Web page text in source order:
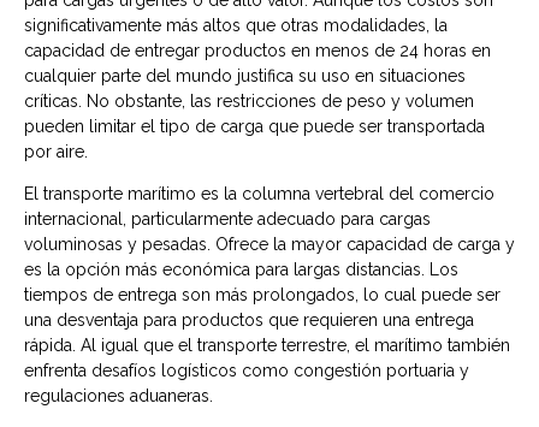
significativamente más altos que otras modalidades, la
capacidad de entregar productos en menos de 24 horas en
cualquier parte del mundo justifica su uso en situaciones
críticas. No obstante, las restricciones de peso y volumen
pueden limitar el tipo de carga que puede ser transportada
por aire.
El transporte marítimo es la columna vertebral del comercio
internacional, particularmente adecuado para cargas
voluminosas y pesadas. Ofrece la mayor capacidad de carga y
es la opción más económica para largas distancias. Los
tiempos de entrega son más prolongados, lo cual puede ser
una desventaja para productos que requieren una entrega
rápida. Al igual que el transporte terrestre, el marítimo también
enfrenta desafíos logísticos como congestión portuaria y
regulaciones aduaneras.